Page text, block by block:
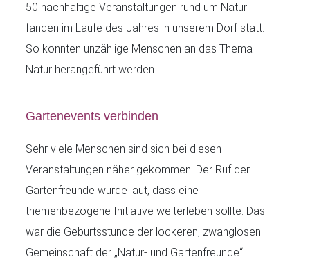
50 nachhaltige Veranstaltungen rund um Natur
fanden im Laufe des Jahres in unserem Dorf statt.
So konnten unzählige Menschen an das Thema
Natur herangeführt werden.
Gartenevents verbinden
Sehr viele Menschen sind sich bei diesen
Veranstaltungen näher gekommen. Der Ruf der
Gartenfreunde wurde laut, dass eine
themenbezogene Initiative weiterleben sollte. Das
war die Geburtsstunde der lockeren, zwanglosen
Gemeinschaft der „Natur- und Gartenfreunde“.